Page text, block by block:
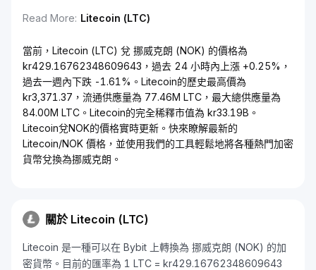
Read More: Litecoin (LTC)
當前，Litecoin (LTC) 兌 挪威克朗 (NOK) 的價格為
kr429.16762348609643，過去 24 小時內上漲 +0.25%，
過去一週內下跌 -1.61%。Litecoin的歷史最高價為
kr3,371.37，流通供應量為 77.46M LTC，最大總供應量為
84.00M LTC。Litecoin的完全稀釋市值為 kr33.19B。
Litecoin兌NOK的價格實時更新。快來瞭解最新的
Litecoin/NOK 價格，並使用我們的工具輕鬆地將各種熱門加密
貨幣兌換為挪威克朗。
關於 Litecoin (LTC)
Litecoin 是一種可以在 Bybit 上轉換為 挪威克朗 (NOK) 的加
密貨幣。目前的匯率為 1 LTC = kr429.16762348609643